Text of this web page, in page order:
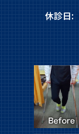
休診日: